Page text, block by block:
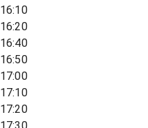
16:10
16:20
16:40
16:50
17:00
17:10
17:20
17:30